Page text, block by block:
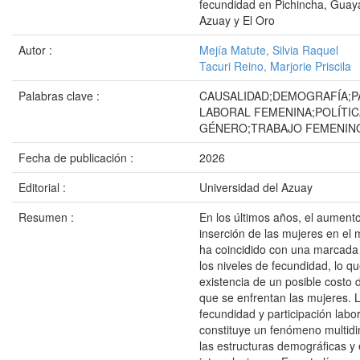
fecundidad en Pichincha,
Azuay y El Oro
Autor :
Mejía Matute, Silvia Raquel
Tacuri Reino, Marjorie Priscila
Palabras clave :
LABORAL
GÉNERO;TRABAJO
Fecha de publicación :
2026
Editorial :
Universidad del Azuay
Resumen :
En los últimos años, el
inserción de las mujeres en el
ha coincidido con una
los niveles de fecundidad, lo
existencia de un posible costo
que se enfrentan las mujeres.
fecundidad y participación
constituye un fenómeno
las estructuras demográficas y